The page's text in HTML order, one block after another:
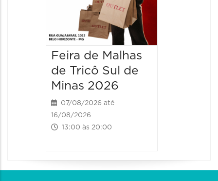
Feira de Malhas
de Tricô Sul de
Minas 2026
07/08/2026 até
16/08/2026
13:00 às 20:00